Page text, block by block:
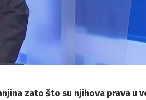
zato što su njihova prava u